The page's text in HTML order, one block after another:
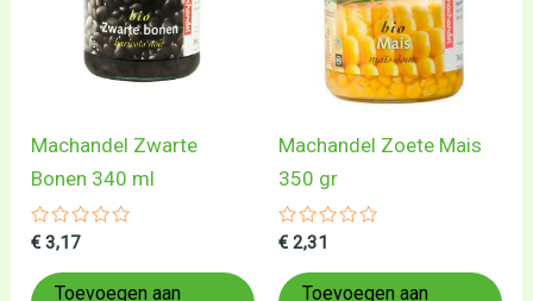
Machandel Zwarte
Bonen 340 ml
Gewaardeerd
uit
5
€ 3,17
Toevoegen aan
Machandel Zoete Mais
350 gr
Gewaardeerd
uit
5
€ 2,31
Toevoegen aan